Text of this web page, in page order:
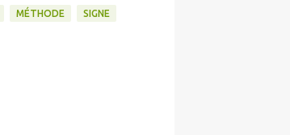
MÉTHODE SIGNE